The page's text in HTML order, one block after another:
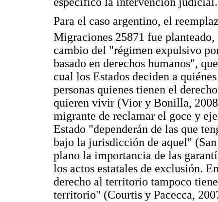
Para el caso argentino, el
Migraciones 25871 fue
cambio del "régimen expulsivo
basado en derechos humanos",
cual los Estados deciden a
personas quienes tienen el
quieren vivir (Vior y Bonilla,
migrante de reclamar el goce y
Estado "dependerán de las que
bajo la jurisdicción de aquel"
plano la importancia de las
los actos estatales de exclusión.
derecho al territorio tampoco
territorio" (Courtis y Pacecca,